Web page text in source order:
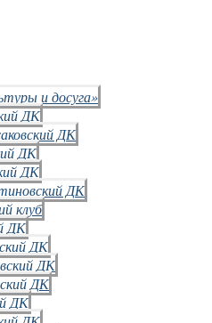
и досуга»
ДК
ДК
ДК
ДК
ДК
клуб
ДК
ДК
ДК
ДК
ДК